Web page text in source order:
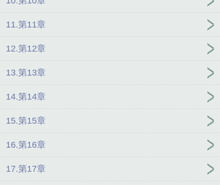
11.第11章
12.第12章
13.第13章
14.第14章
15.第15章
16.第16章
17.第17章